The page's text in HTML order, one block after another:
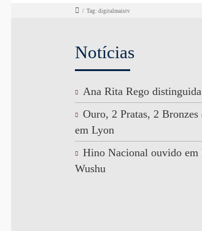
/ Tag: digitalmaistv
Notícias
Ana Rita Rego
Ouro, 2 Pratas, 2
em Lyon
Hino Nacional ouvido em
Wushu